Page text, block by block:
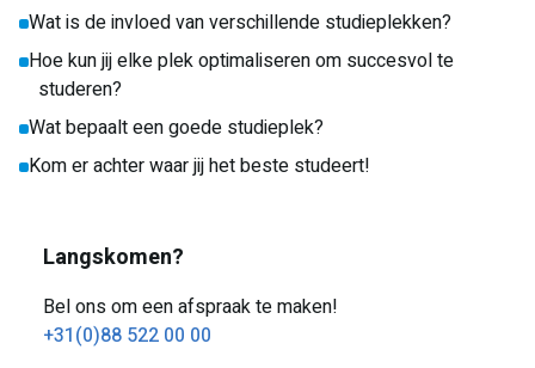
Wat is de invloed van verschillende studieplekken?
Hoe kun jij elke plek optimaliseren om succesvol te
studeren?
Wat bepaalt een goede studieplek?
Kom er achter waar jij het beste studeert!
Langskomen?
Bel ons om een afspraak te maken!
+31(0)88 522 00 00